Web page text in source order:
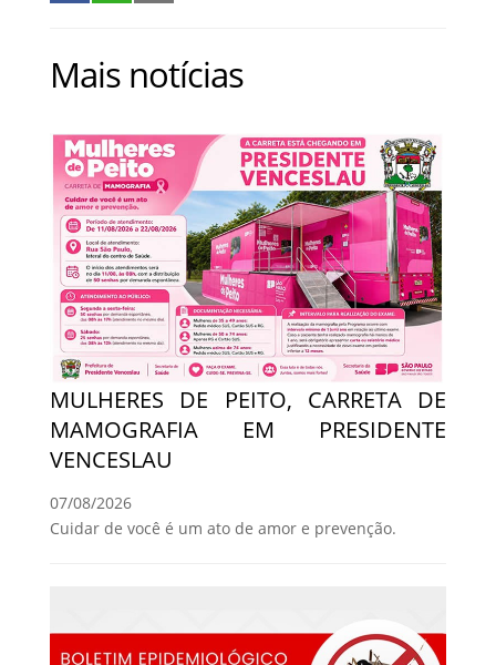
Mais notícias
MULHERES DE PEITO, CARRETA DE
MAMOGRAFIA EM PRESIDENTE
VENCESLAU
07/08/2026
Cuidar de você é um ato de amor e prevenção.